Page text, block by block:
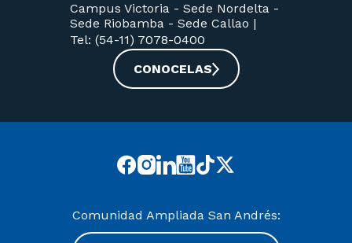
Campus Victoria - Sede Nordelta -
Sede Riobamba - Sede Callao |
Tel: (54-11) 7078-0400
CONOCELAS
Comunidad Ampliada San Andrés: